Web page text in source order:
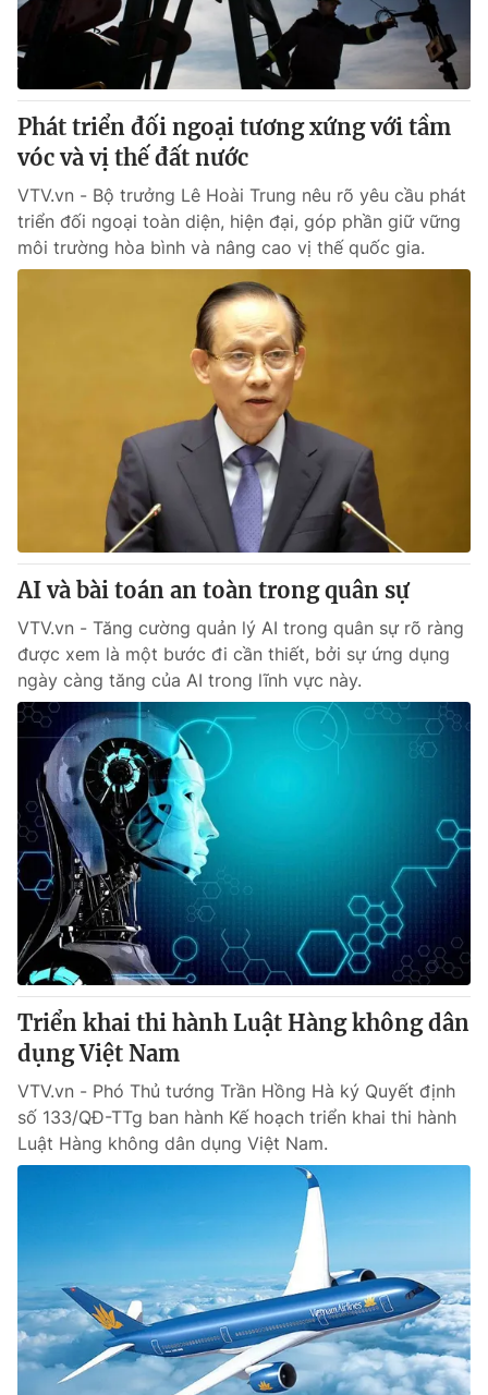
® Cấm sao chép dưới mọi hình thức nếu không có sự chấp
thuận bằng văn bản. Ghi rõ nguồn VTV.vn khi phát hành lại
thông tin từ website này.
Phát triển đối ngoại tương xứng với tầm
vóc và vị thế đất nước
VTV.vn - Bộ trưởng Lê Hoài Trung nêu rõ yêu cầu phát
triển đối ngoại toàn diện, hiện đại, góp phần giữ vững
môi trường hòa bình và nâng cao vị thế quốc gia.
AI và bài toán an toàn trong quân sự
VTV.vn - Tăng cường quản lý AI trong quân sự rõ ràng
được xem là một bước đi cần thiết, bởi sự ứng dụng
ngày càng tăng của AI trong lĩnh vực này.
Triển khai thi hành Luật Hàng không dân
dụng Việt Nam
VTV.vn - Phó Thủ tướng Trần Hồng Hà ký Quyết định
số 133/QĐ-TTg ban hành Kế hoạch triển khai thi hành
Luật Hàng không dân dụng Việt Nam.